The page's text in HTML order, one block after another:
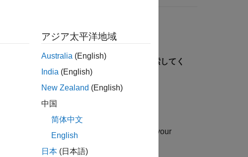
人を見つけるには、所在地を指定して検索してく
equip you with essential sales skills in your
アジア太平洋地域
Australia (English)
India (English)
New Zealand (English)
中国
简体中文
English
日本 (日本語)